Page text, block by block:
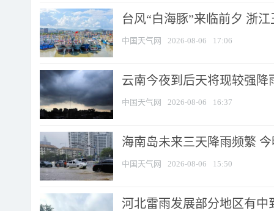
台风“白海豚”来临前夕 浙
中国天气网 2026-08-06 17:06
云南今夜到后天将现较强降
中国天气网 2026-08-06 16:37
海南岛未来三天降雨频繁
中国天气网 2026-08-06 15:50
河北雷雨发展部分地区有中